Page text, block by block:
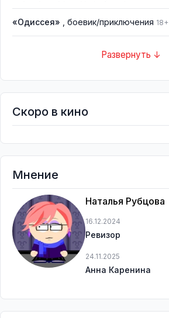
«Одиссея» , боевик/приключения 18+
Развернуть ↓
Скоро в кино
Мнение
Наталья Рубцова
16.12.2024
Ревизор
24.11.2025
Анна Каренина